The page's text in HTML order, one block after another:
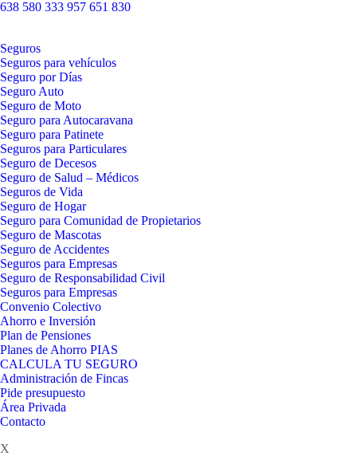
638 580 333 957 651 830
Seguros
Seguros para vehículos
Seguro por Días
Seguro Auto
Seguro de Moto
Seguro para Autocaravana
Seguro para Patinete
Seguros para Particulares
Seguro de Decesos
Seguro de Salud – Médicos
Seguros de Vida
Seguro de Hogar
Seguro para Comunidad de Propietarios
Seguro de Mascotas
Seguro de Accidentes
Seguros para Empresas
Seguro de Responsabilidad Civil
Seguros para Empresas
Convenio Colectivo
Ahorro e Inversión
Plan de Pensiones
Planes de Ahorro PIAS
CALCULA TU SEGURO
Administración de Fincas
Pide presupuesto
Área Privada
Contacto
X